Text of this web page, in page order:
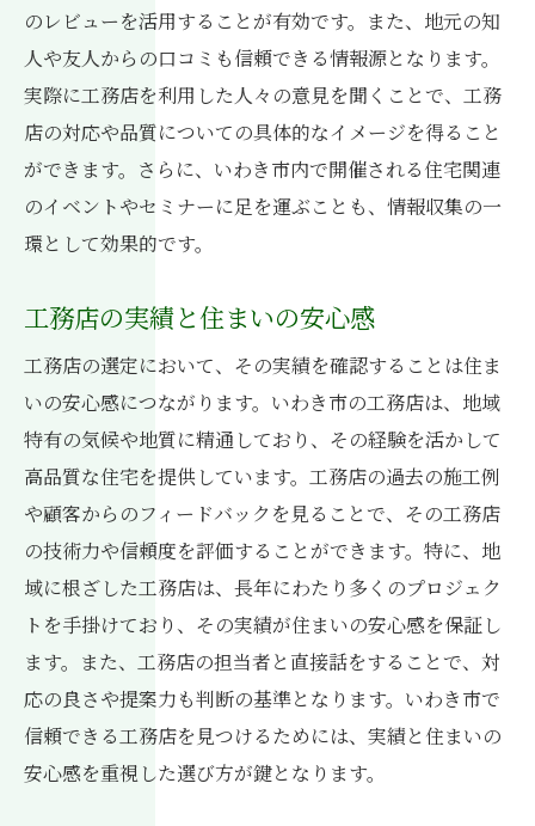
のレビューを活用することが有効です。また、地元の知
人や友人からの口コミも信頼できる情報源となります。
実際に工務店を利用した人々の意見を聞くことで、工務
店の対応や品質についての具体的なイメージを得ること
ができます。さらに、いわき市内で開催される住宅関連
のイベントやセミナーに足を運ぶことも、情報収集の一
環として効果的です。
工務店の実績と住まいの安心感
工務店の選定において、その実績を確認することは住ま
いの安心感につながります。いわき市の工務店は、地域
特有の気候や地質に精通しており、その経験を活かして
高品質な住宅を提供しています。工務店の過去の施工例
や顧客からのフィードバックを見ることで、その工務店
の技術力や信頼度を評価することができます。特に、地
域に根ざした工務店は、長年にわたり多くのプロジェク
トを手掛けており、その実績が住まいの安心感を保証し
ます。また、工務店の担当者と直接話をすることで、対
応の良さや提案力も判断の基準となります。いわき市で
信頼できる工務店を見つけるためには、実績と住まいの
安心感を重視した選び方が鍵となります。